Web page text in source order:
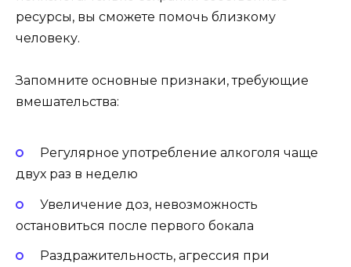
ресурсы, вы сможете помочь близкому
человеку.
Запомните основные признаки, требующие
вмешательства:
Регулярное употребление алкоголя чаще
двух раз в неделю
Увеличение доз, невозможность
остановиться после первого бокала
Раздражительность, агрессия при